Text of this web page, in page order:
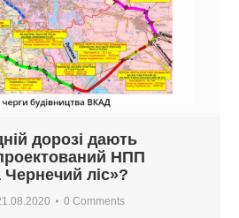
дорозі дають
НПП
Чернечий ліс»?
0 Comments